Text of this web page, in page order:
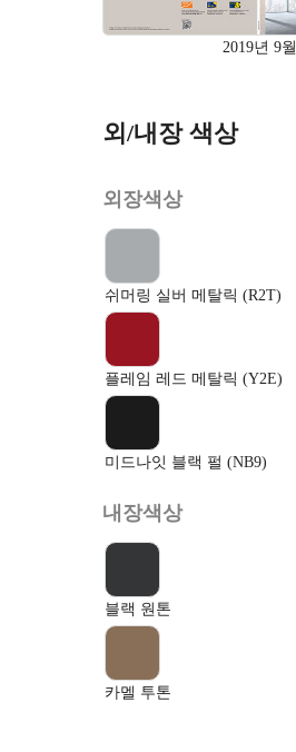
2019년 9월
외/내장 색상
외장색상
쉬머링 실버 메탈릭 (R2T)
플레임 레드 메탈릭 (Y2E)
미드나잇 블랙 펄 (NB9)
내장색상
블랙 원톤
카멜 투톤